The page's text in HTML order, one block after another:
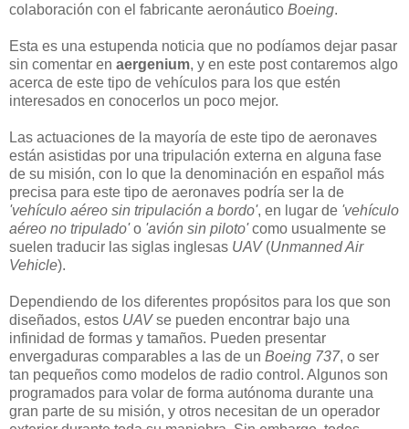
colaboración con el fabricante aeronáutico Boeing.
Esta es una estupenda noticia que no podíamos dejar pasar
sin comentar en aergenium, y en este post contaremos algo
acerca de este tipo de vehículos para los que estén
interesados en conocerlos un poco mejor.
Las actuaciones de la mayoría de este tipo de aeronaves
están asistidas por una tripulación externa en alguna fase
de su misión, con lo que la denominación en español más
precisa para este tipo de aeronaves podría ser la de
'vehículo aéreo sin tripulación a bordo', en lugar de 'vehículo
aéreo no tripulado'o 'avión sin piloto'como usualmente se
suelen traducir las siglas inglesas UAV(Unmanned Air
Vehicle).
Dependiendo de los diferentes propósitos para los que son
diseñados, estos UAVse pueden encontrar bajo una
infinidad de formas y tamaños. Pueden presentar
envergaduras comparables a las de un Boeing 737, o ser
tan pequeños como modelos de radio control. Algunos son
programados para volar de forma autónoma durante una
gran parte de su misión, y otros necesitan de un operador